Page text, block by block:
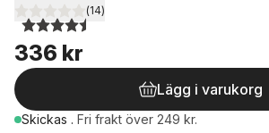
4,5utav 5 stjärnor. Totalt antal röster:
(14)
336 kr
Lägg i varukorg
Skickas . Fri frakt över 249 kr.